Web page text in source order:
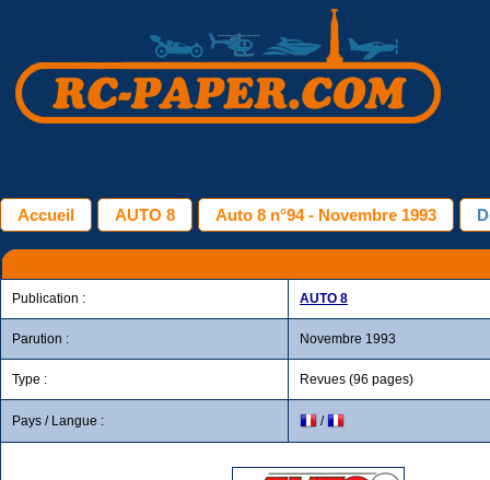
Accueil AUTO 8 Auto 8 n°94 - Novembre 1993
Publication : AUTO 8
Parution : Novembre 1993
Type : Revues (96 pages)
Pays / Langue : /